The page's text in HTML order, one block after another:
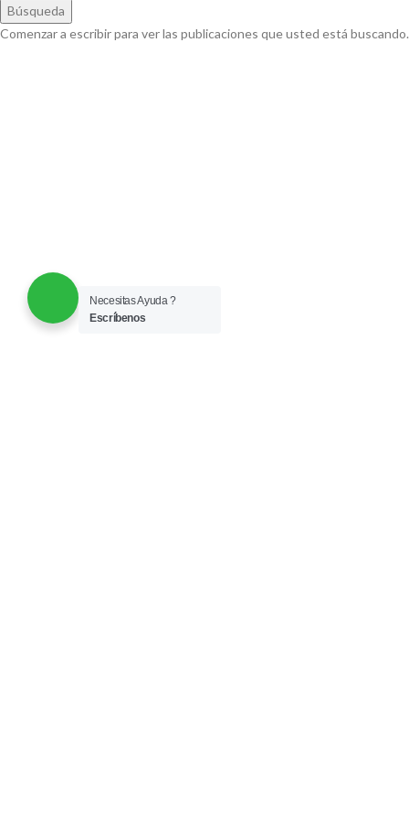
Búsqueda
Comenzar a escribir para ver las publicaciones que usted está buscando.
Necesitas Ayuda ?
Escríbenos